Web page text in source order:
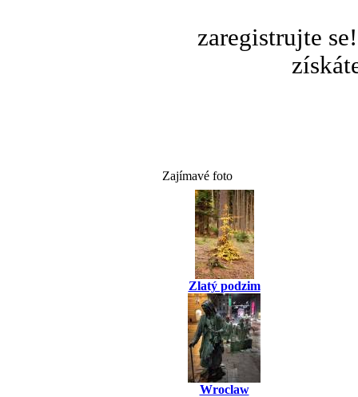
zaregistrujte
Zajímavé foto
Zlatý podzim
Wroclaw